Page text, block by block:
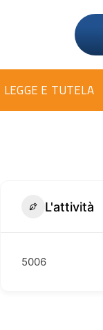
LEGGE E TUTELA
L'attività
5006